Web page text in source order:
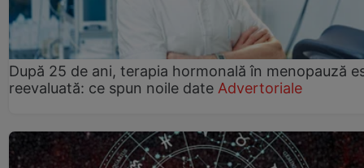
După 25 de ani, terapia hormonală în menopauză
reevaluată: ce spun noile date Advertoriale